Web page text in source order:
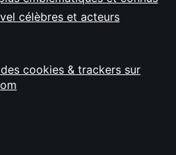
célèbres et acteurs
cookies & trackers sur